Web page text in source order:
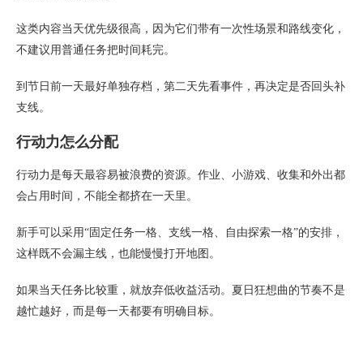
这类内容当天优先级很高，因为它们带有一次性场景和路线变化，
不建议用普通任务把时间耗完。
到节日前一天最好单独存档，第二天先看事件，再决定是否回头补
支线。
行动力怎么分配
行动力是每天最容易被浪费的资源。作业、小游戏、收集和外出都
会占用时间，不能全都挤在一天里。
新手可以采用“固定任务一格、支线一格、自由探索一格”的安排，
这样既不会漏主线，也能慢慢打开地图。
如果当天任务比较重，就放弃低收益活动。夏日狂想曲的节奏不是
越忙越好，而是每一天都要有明确目标。